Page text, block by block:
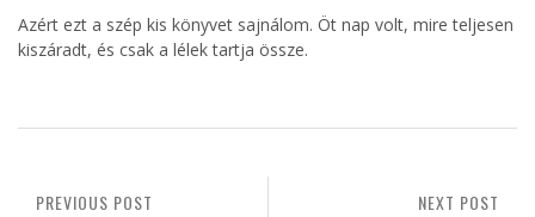
Azért ezt a szép kis könyvet sajnálom. Öt nap volt, mire teljesen
kiszáradt, és csak a lélek tartja össze.
NEXT POST
PREVIOUS POST